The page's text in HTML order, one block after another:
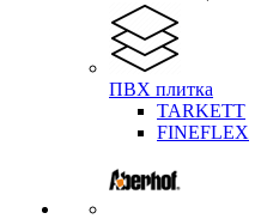
ПВХ плитка
TARKETT
FINEFLEX